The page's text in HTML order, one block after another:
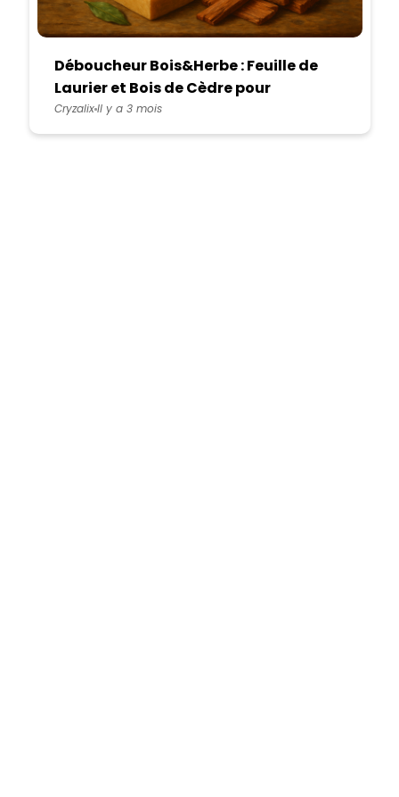
Déboucheur Bois&Herbe : Feuille de
Laurier et Bois de Cèdre pour
Canalisations Obstruées
CryzalixIl y a 3 mois